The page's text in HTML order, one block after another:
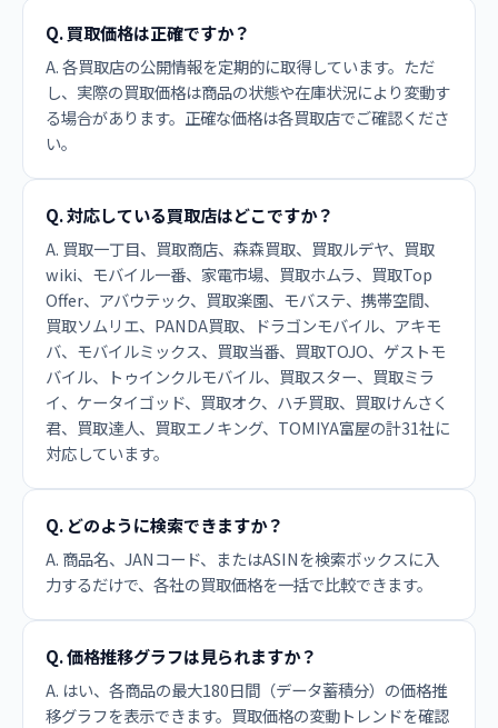
Q. 買取価格は正確ですか？
A. 各買取店の公開情報を定期的に取得しています。ただ
し、実際の買取価格は商品の状態や在庫状況により変動す
る場合があります。正確な価格は各買取店でご確認くださ
い。
Q. 対応している買取店はどこですか？
A. 買取一丁目、買取商店、森森買取、買取ルデヤ、買取
wiki、モバイル一番、家電市場、買取ホムラ、買取Top
Offer、アバウテック、買取楽園、モバステ、携帯空間、
買取ソムリエ、PANDA買取、ドラゴンモバイル、アキモ
バ、モバイルミックス、買取当番、買取TOJO、ゲストモ
バイル、トゥインクルモバイル、買取スター、買取ミラ
イ、ケータイゴッド、買取オク、ハチ買取、買取けんさく
君、買取達人、買取エノキング、TOMIYA富屋の計31社に
対応しています。
Q. どのように検索できますか？
A. 商品名、JANコード、またはASINを検索ボックスに入
力するだけで、各社の買取価格を一括で比較できます。
Q. 価格推移グラフは見られますか？
A. はい、各商品の最大180日間（データ蓄積分）の価格推
移グラフを表示できます。買取価格の変動トレンドを確認